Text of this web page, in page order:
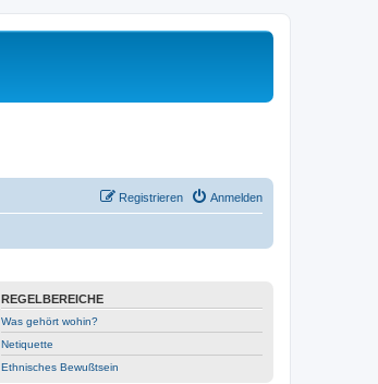
Anmelden
Registrieren
REGELBEREICHE
Was gehört wohin?
Netiquette
Ethnisches Bewußtsein